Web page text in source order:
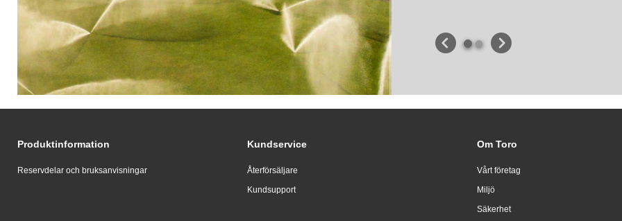
Produktinformation
Reservdelar och bruksanvisningar
Kundservice
Återförsäljare
Kundsupport
Om Toro
Vårt företag
Miljö
Säkerhet